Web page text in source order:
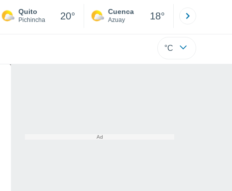
Quito
Pichincha 20° Cuenca
Azuay 18°
°C